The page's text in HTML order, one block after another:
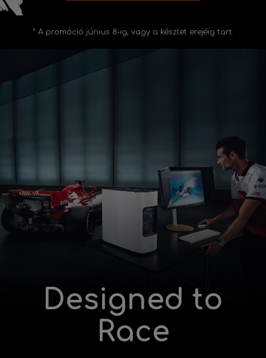
* A promóció június 8-ig, vagy a készlet erejéig tart.
Designed to
Race